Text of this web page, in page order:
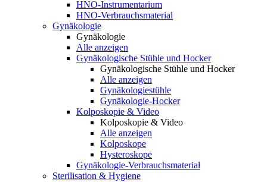
HNO-Instrumentarium
HNO-Verbrauchsmaterial
Gynäkologie
Gynäkologie
Alle anzeigen
Gynäkologische Stühle und Hocker
Gynäkologische Stühle und Hocker
Alle anzeigen
Gynäkologiestühle
Gynäkologie-Hocker
Kolposkopie & Video
Kolposkopie & Video
Alle anzeigen
Kolposkope
Hysteroskope
Gynäkologie-Verbrauchsmaterial
Sterilisation & Hygiene